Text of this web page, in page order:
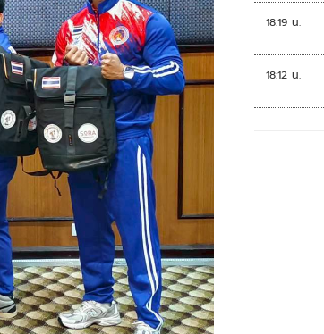
18:19 น.
18:12 น.